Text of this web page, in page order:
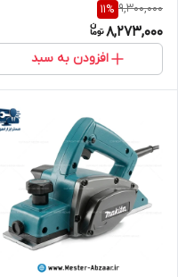
مدل LEKA RH26-08 سه کیلویی
9,300,000
11%
8,273,000
افزودن به سبد